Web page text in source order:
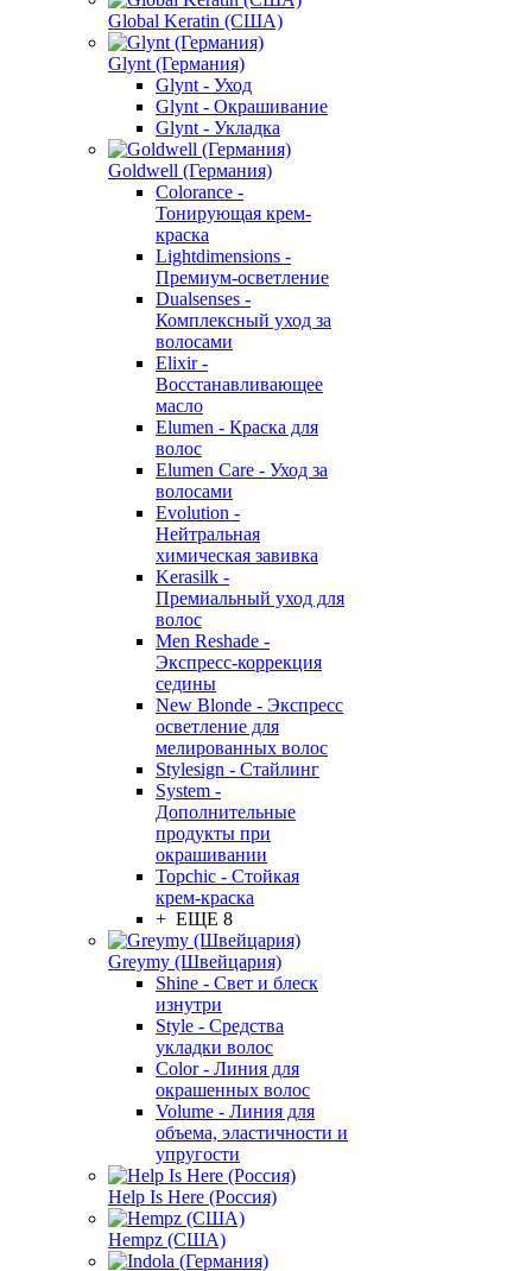
Global Keratin (США)
Glynt (Германия)
Glynt - Уход
Glynt - Окрашивание
Glynt - Укладка
Goldwell (Германия)
Colorance -
Тонирующая крем-
краска
Lightdimensions -
Премиум-осветление
Dualsenses -
Комплексный уход за
волосами
Elixir -
Восстанавливающее
масло
Elumen - Краска для
волос
Elumen Care - Уход за
волосами
Evolution -
Нейтральная
химическая завивка
Kerasilk -
Премиальный уход для
волос
Men Reshade -
Экспресс-коррекция
седины
New Blonde - Экспресс
осветление для
мелированных волос
Stylesign - Стайлинг
System -
Дополнительные
продукты при
окрашивании
Topchic - Стойкая
крем-краска
+ ЕЩЕ 8
Greymy (Швейцария)
Shine - Свет и блеск
изнутри
Style - Средства
укладки волос
Color - Линия для
окрашенных волос
Volume - Линия для
объема, эластичности и
упругости
Help Is Here (Россия)
Hempz (США)